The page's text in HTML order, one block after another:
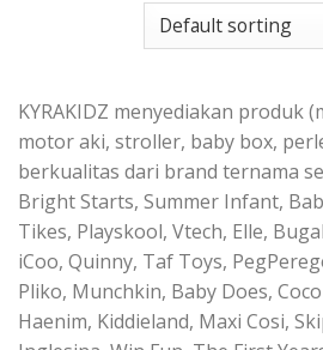
KYRAKIDZ menyediakan produk
motor aki, stroller, baby box,
berkualitas dari brand ternama
Bright Starts, Summer Infant,
Tikes, Playskool, Vtech, Elle,
iCoo, Quinny, Taf Toys,
Pliko, Munchkin, Baby Does,
Haenim, Kiddieland, Maxi Cosi,